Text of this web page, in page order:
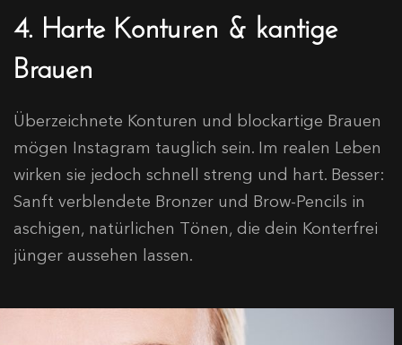
4. Harte Konturen & kantige
Brauen
Überzeichnete Konturen und blockartige Brauen
mögen Instagram tauglich sein. Im realen Leben
wirken sie jedoch schnell streng und hart. Besser:
Sanft verblendete Bronzer und Brow-Pencils in
aschigen, natürlichen Tönen, die dein Konterfrei
jünger aussehen lassen.